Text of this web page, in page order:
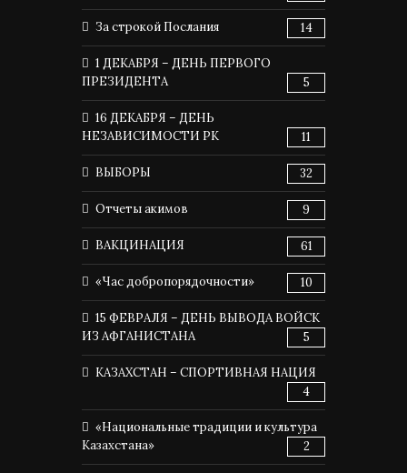
За строкой Послания 14
1 ДЕКАБРЯ – ДЕНЬ ПЕРВОГО
ПРЕЗИДЕНТА
5
16 ДЕКАБРЯ – ДЕНЬ
НЕЗАВИСИМОСТИ РК
11
ВЫБОРЫ 32
Отчеты акимов 9
ВАКЦИНАЦИЯ 61
«Час добропорядочности» 10
15 ФЕВРАЛЯ – ДЕНЬ ВЫВОДА ВОЙСК
ИЗ АФГАНИСТАНА
5
КАЗАХСТАН – СПОРТИВНАЯ НАЦИЯ
4
«Национальные традиции и культура
Казахстана»
2